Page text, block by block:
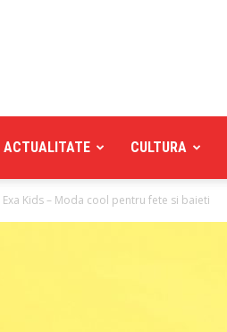
ACTUALITATE CULTURA
Exa Kids – Moda cool pentru fete si baieti